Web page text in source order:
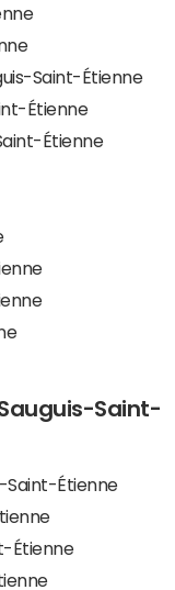
Saint-Étienne
Étienne
Étienne
Saint-
Saint-Étienne
Étienne